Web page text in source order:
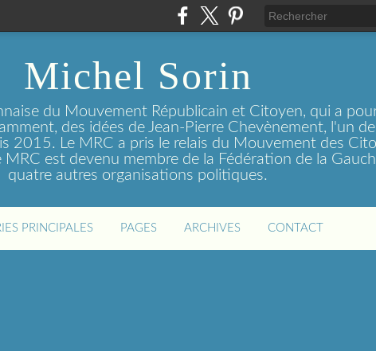
Michel Sorin
du Mouvement Républicain et Citoyen, qui a
des idées de Jean-Pierre Chevènement, l'un
2015. Le MRC a pris le relais du Mouvement des
est devenu membre de la Fédération de la
quatre autres organisations politiques.
PRINCIPALES PAGES ARCHIVES CONTACT